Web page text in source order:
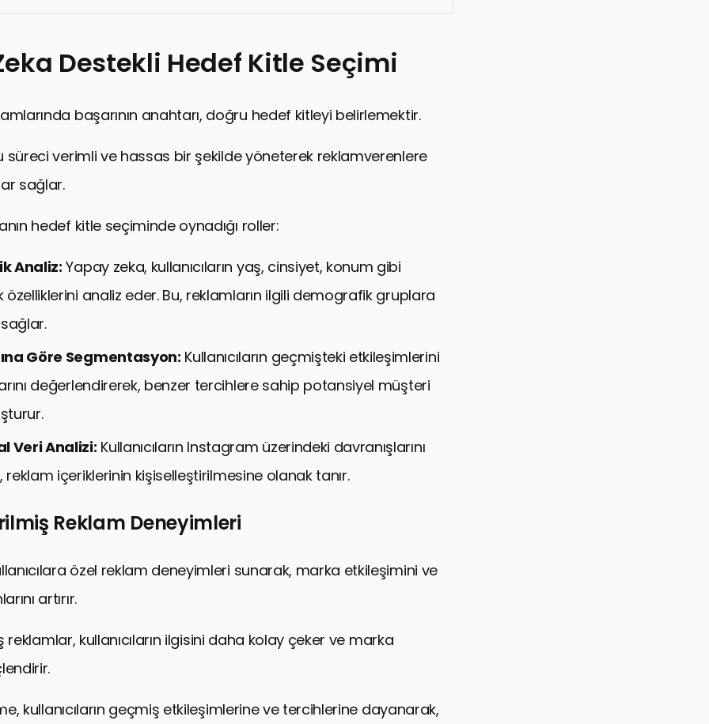
Destekli Hedef Kitle Seçimi
başarının anahtarı, doğru hedef kitleyi belirlemektir.
süreci verimli ve hassas bir şekilde yöneterek reklamverenlere
sağlar.
hedef kitle seçiminde oynadığı roller:
Analiz: Yapay zeka, kullanıcıların yaş, cinsiyet, konum gibi
analiz eder. Bu, reklamların ilgili demografik gruplara
sağlar.
Göre Segmentasyon: Kullanıcıların geçmişteki etkileşimlerini
değerlendirerek, benzer tercihlere sahip potansiyel müşteri
Veri Analizi: Kullanıcıların Instagram üzerindeki davranışlarını
reklam içeriklerinin kişiselleştirilmesine olanak tanır.
Reklam Deneyimleri
özel reklam deneyimleri sunarak, marka etkileşimini ve
artırır.
reklamlar, kullanıcıların ilgisini daha kolay çeker ve marka
kullanıcıların geçmiş etkileşimlerine ve tercihlerine dayanarak,